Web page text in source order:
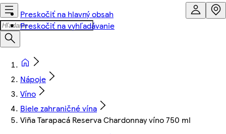
Preskočiť na hlavný obsah
Preskočiť na vyhľadávanie
Nápoje
Víno
Biele zahraničné vína
Viña Tarapacá Reserva Chardonnay víno 750 ml